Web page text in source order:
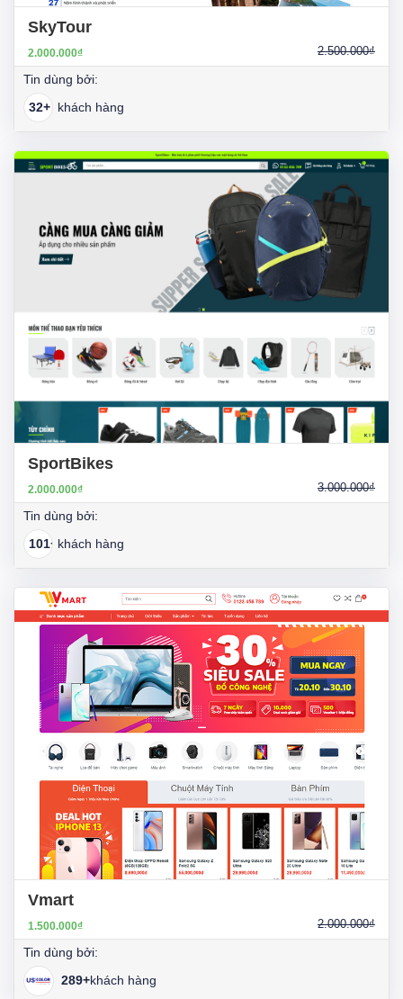
SkyTour
2.000.000₫ 2.500.000₫
Tin dùng bởi:
32+ khách hàng
SportBikes
2.000.000₫ 3.000.000₫
Tin dùng bởi:
101+ khách hàng
Vmart
1.500.000₫ 2.000.000₫
Tin dùng bởi:
289+khách hàng